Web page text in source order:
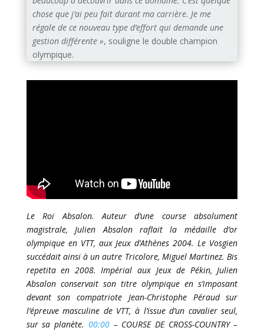
chose que j’ai peu fait durant ma carrière. Je me
régale de ce nouveau type d’effort qui demande une
gestion différente », souligne le double champion
olympique.
Le Roi Absalon. Auteur d’une course absolument
magistrale, Julien Absalon raflait la médaille d’or
olympique en VTT, aux Jeux d’Athènes 2004. Le Vosgien
succédait ainsi à un autre Tricolore, Miguel Martinez. Bis
repetita en 2008. Impérial aux Jeux de Pékin, Julien
Absalon conservait son titre olympique en s’imposant
devant son compatriote Jean-Christophe Péraud sur
l’épreuve masculine de VTT, à l’issue d’un cavalier seul,
sur sa planète. 00:00– COURSE DE CROSS-COUNTRY –